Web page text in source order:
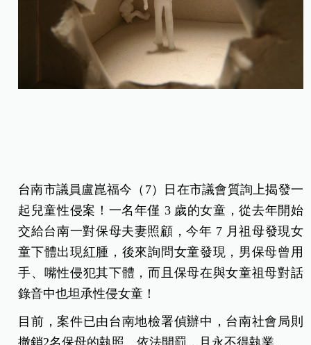
台南市議員盧崑福今（7）日在市議會質詢上揭發一
起兒童性侵案！一名年僅 3 歲的女童，從去年開始
交給台南一對保母夫妻照顧，今年 7 月祖母發現女
童下體出現紅腫，後來詢問女童發現，男保母曾用
手、嘴性侵犯其下體，而且保母在與女童祖母對話
錄音中也坦承性侵女童！
目前，案件已由台南地檢署偵辦中，台南社會局則
撤銷2名保母的執照、依法開罰，且永不得執業。